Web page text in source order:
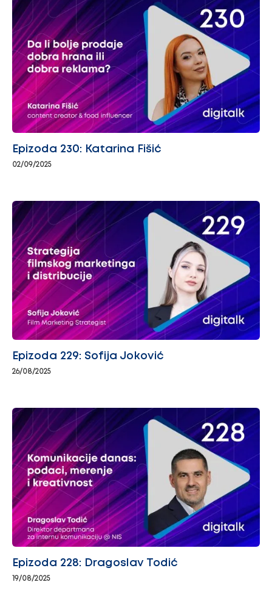
Epizoda 230: Katarina Fišić
02/09/2025
Epizoda 229: Sofija Joković
26/08/2025
Epizoda 228: Dragoslav Todić
19/08/2025